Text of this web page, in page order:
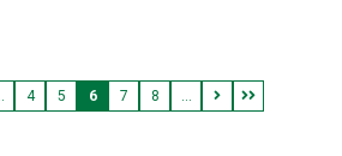
や気持ちがしんどい時・・・
もある！） でも、そんな時こ
4 5 6 7 8 ...